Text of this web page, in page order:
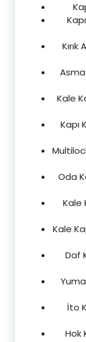
Asma
Kale
Kapı
Oda
Kale
Kale
Daf
İto
Hok